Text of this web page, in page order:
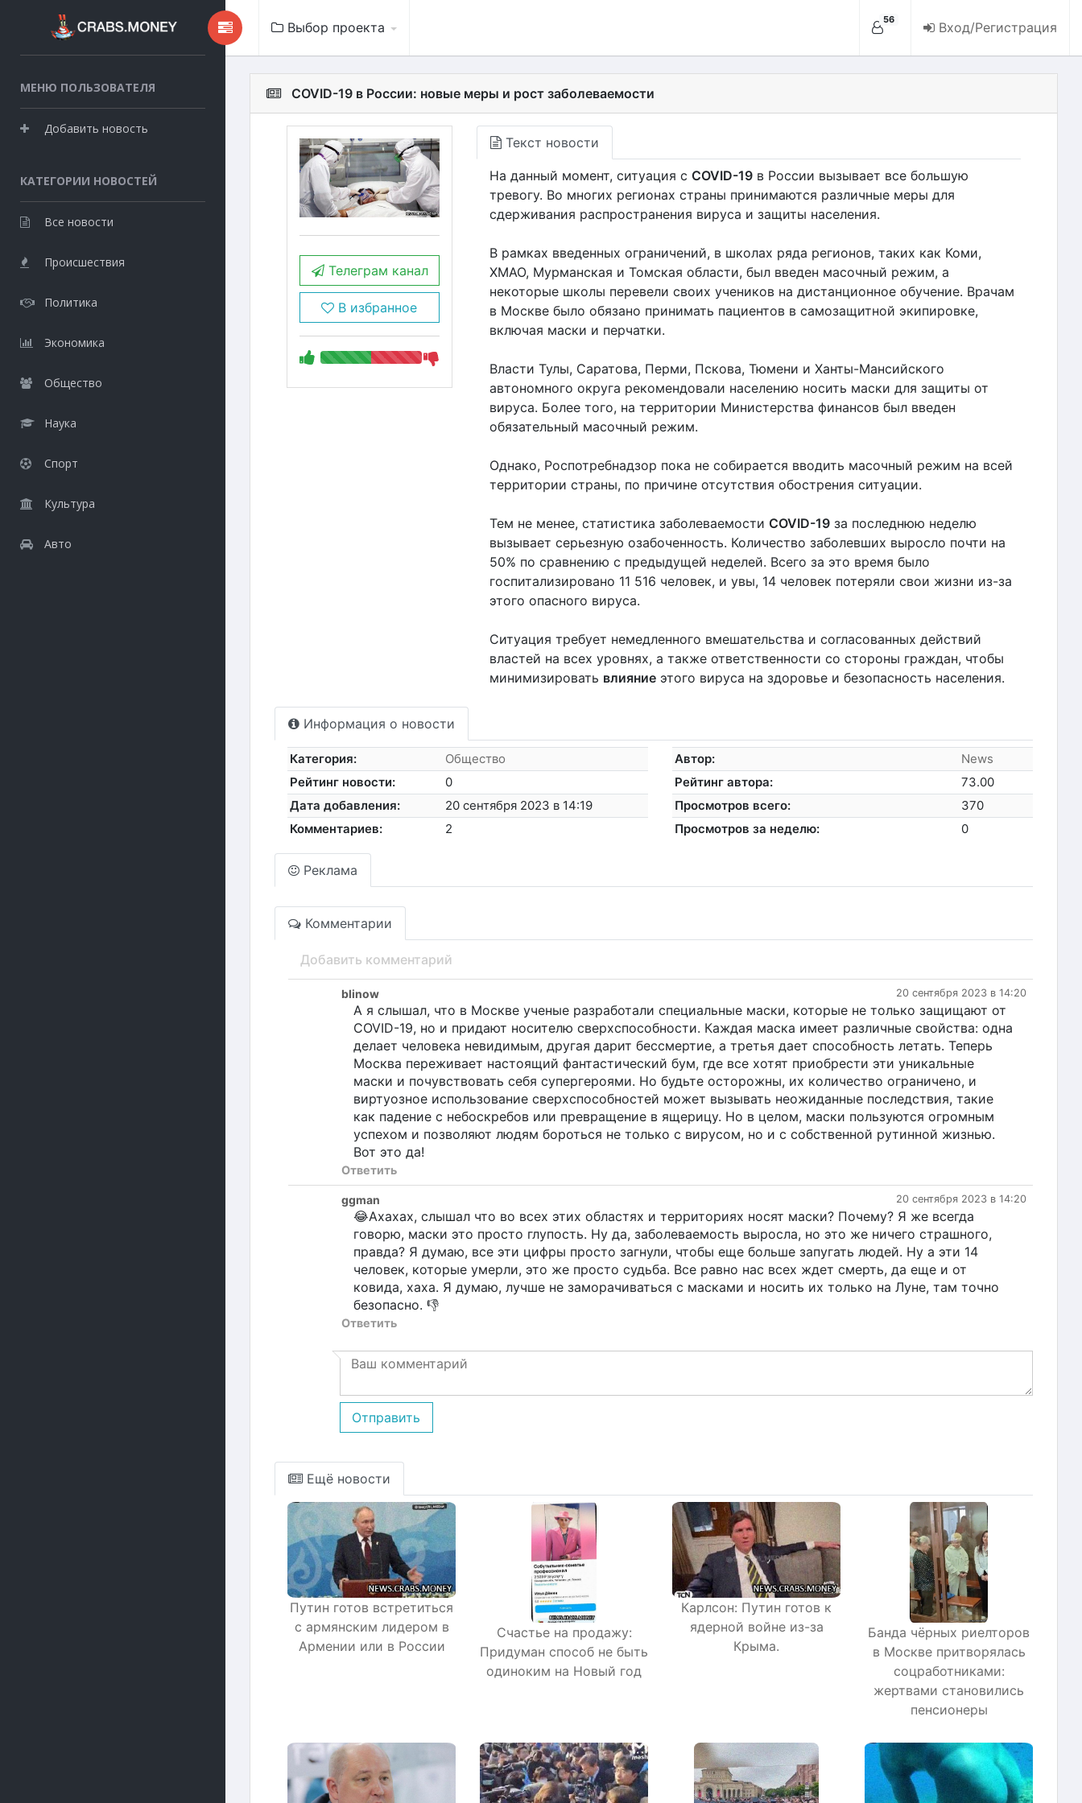
МЕНЮ ПОЛЬЗОВАТЕЛЯ
Добавить новость
КАТЕГОРИИ НОВОСТЕЙ
Все новости
Происшествия
Политика
Экономика
Общество
Наука
Спорт
Культура
Авто
Выбор проекта 56 Вход/Регистрация
COVID-19 в России: новые меры и рост заболеваемости
Телеграм канал
В избранное
Текст новости
На данный момент, ситуация с COVID-19в России вызывает все большую
тревогу. Во многих регионах страны принимаются различные меры для
сдерживания распространения вируса и защиты населения.
В рамках введенных ограничений, в школах ряда регионов, таких как Коми,
ХМАО, Мурманская и Томская области, был введен масочный режим, а
некоторые школы перевели своих учеников на дистанционное обучение. Врачам
в Москве было обязано принимать пациентов в самозащитной экипировке,
включая маски и перчатки.
Власти Тулы, Саратова, Перми, Пскова, Тюмени и Ханты-Мансийского
автономного округа рекомендовали населению носить маски для защиты от
вируса. Более того, на территории Министерства финансов был введен
обязательный масочный режим.
Однако, Роспотребнадзор пока не собирается вводить масочный режим на всей
территории страны, по причине отсутствия обострения ситуации.
Тем не менее, статистика заболеваемости COVID-19за последнюю неделю
вызывает серьезную озабоченность. Количество заболевших выросло почти на
50% по сравнению с предыдущей неделей. Всего за это время было
госпитализировано 11 516 человек, и увы, 14 человек потеряли свои жизни из-за
этого опасного вируса.
Ситуация требует немедленного вмешательства и согласованных действий
властей на всех уровнях, а также ответственности со стороны граждан, чтобы
минимизировать влияниеэтого вируса на здоровье и безопасность населения.
Информация о новости
Категория:
Общество
Рейтинг новости:
0
Дата добавления:
20 сентября 2023 в 14:19
Комментариев:
2
Автор:
News
Рейтинг автора:
73.00
Просмотров всего:
370
Просмотров за неделю:
0
Реклама
Комментарии
Добавить комментарий
20 сентября 2023 в 14:20
blinow
А я слышал, что в Москве ученые разработали специальные маски, которые не только защищают от
COVID-19, но и придают носителю сверхспособности. Каждая маска имеет различные свойства: одна
делает человека невидимым, другая дарит бессмертие, а третья дает способность летать. Теперь
Москва переживает настоящий фантастический бум, где все хотят приобрести эти уникальные
маски и почувствовать себя супергероями. Но будьте осторожны, их количество ограничено, и
виртуозное использование сверхспособностей может вызывать неожиданные последствия, такие
как падение с небоскребов или превращение в ящерицу. Но в целом, маски пользуются огромным
успехом и позволяют людям бороться не только с вирусом, но и с собственной рутинной жизнью.
Вот это да!
Ответить
20 сентября 2023 в 14:20
ggman
😂Ахахах, слышал что во всех этих областях и территориях носят маски? Почему? Я же всегда
говорю, маски это просто глупость. Ну да, заболеваемость выросла, но это же ничего страшного,
правда? Я думаю, все эти цифры просто загнули, чтобы еще больше запугать людей. Ну а эти 14
человек, которые умерли, это же просто судьба. Все равно нас всех ждет смерть, да еще и от
ковида, хаха. Я думаю, лучше не заморачиваться с масками и носить их только на Луне, там точно
безопасно. 👎
Ответить
Отправить
Ещё новости
Путин готов встретиться
с армянским лидером в
Армении или в России
Счастье на продажу:
Придуман способ не быть
одиноким на Новый год
Карлсон: Путин готов к
ядерной войне из-за
Крыма.
Банда чёрных риелторов
в Москве притворялась
соцработниками:
жертвами становились
пенсионеры